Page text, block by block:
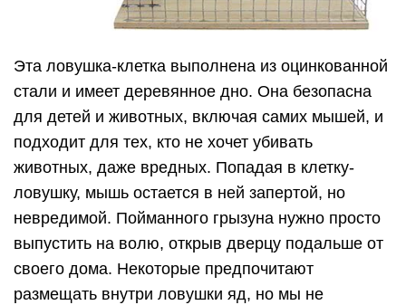
Эта ловушка-клетка выполнена из оцинкованной
стали и имеет деревянное дно. Она безопасна
для детей и животных, включая самих мышей, и
подходит для тех, кто не хочет убивать
животных, даже вредных. Попадая в клетку-
ловушку, мышь остается в ней запертой, но
невредимой. Пойманного грызуна нужно просто
выпустить на волю, открыв дверцу подальше от
своего дома. Некоторые предпочитают
размещать внутри ловушки яд, но мы не